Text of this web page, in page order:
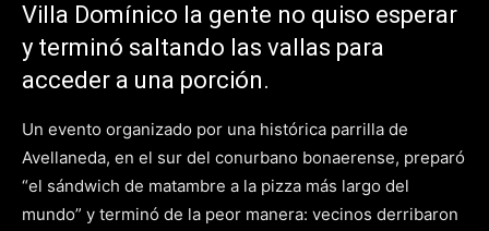
Villa Domínico la gente no quiso esperar
y terminó saltando las vallas para
acceder a una porción.
Un evento organizado por una histórica parrilla de
Avellaneda, en el sur del conurbano bonaerense, preparó
“el sándwich de matambre a la pizza más largo del
mundo” y terminó de la peor manera: vecinos derribaron